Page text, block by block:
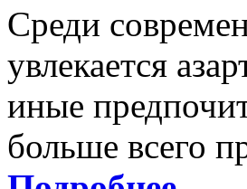
Среди
увлекается
иные
больше всего